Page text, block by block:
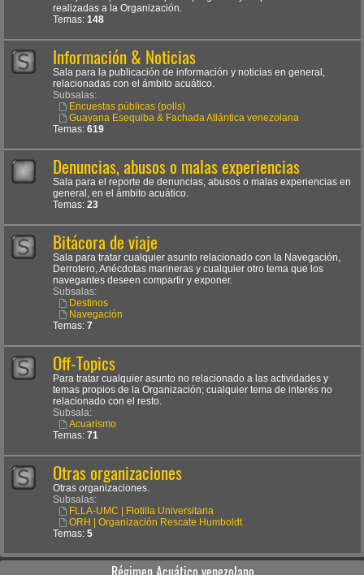
realizadas a la Organización.
Temas: 148
Información & Noticias
Sala para la publicación de información y noticias en general,
relacionadas con el ámbito acuático.
Subsalas:
Encuestas públicas (polls)
Guayana Esequiba & Fachada Atlántica venezolana
Temas: 619
Denuncias, abusos o malas experiencias
Sala para el reporte de denuncias, abusos o malas experiencias en
general, en el ámbito acuático.
Temas: 23
Bitácora de viaje
Sala para tratar cualquier asunto relacionado con la Navegación,
Derrotero, Anécdotas marineras y cualquier otro tema que los
navegantes deseen compartir y exponer.
Subsalas:
Destinos
Navegación
Temas: 7
Off-Topics
Para tratar cualquier asunto no relacionado a las actividades y
temas propios de la Organización; cualquier tema de interés no
relacionado con el resto.
Subsala:
Acuarismo
Temas: 71
Otras organizaciones
Otras organizaciones.
Subsalas:
FLLA-UMC | Flotilla Universitaria
ORH | Organización Rescate Humboldt
Temas: 5